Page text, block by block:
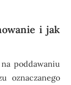
i jak
poddawaniu
oznaczanego